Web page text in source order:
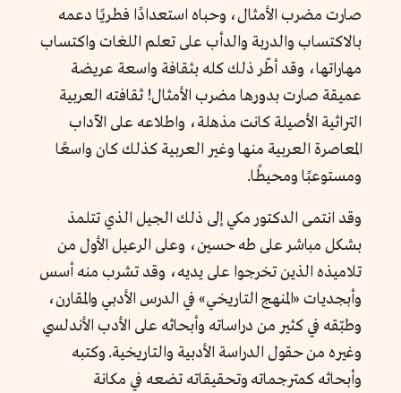
صارت مضرب الأمثال، وحباه استعدادًا فطريًا دعمه
بالاكتساب والدربة والدأب على تعلم اللغات واكتساب
مهاراتها، وقد أطّر ذلك كله بثقافة واسعة عريضة
عميقة صارت بدورها مضرب الأمثال! ثقافته العربية
التراثية الأصيلة كانت مذهلة، واطلاعه على الآداب
المعاصرة العربية منها وغير العربية كذلك كان واسعًا
ومستوعبًا ومحيطًا.
وقد انتمى الدكتور مكي إلى ذلك الجيل الذي تتلمذ
بشكل مباشر على طه حسين، وعلى الرعيل الأول من
تلاميذه الذين تخرجوا على يديه، وقد تشرب منه أسس
وأبجديات «المنهج التاريخي» في الدرس الأدبي والمقارن،
وطبّقه في كثير من دراساته وأبحاثه على الأدب الأندلسي
وغيره من حقول الدراسة الأدبية والتاريخية. وكتبه
وأبحاثه كمترجماته وتحقيقاته تضعه في مكانة